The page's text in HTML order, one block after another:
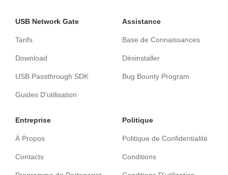
USB Network Gate
Tarifs
Download
USB Passthrough SDK
Guides D'utilisation
Assistance
Base de Connaissances
Désinstaller
Bug Bounty Program
Entreprise
À Propos
Contacts
Politique
Politique de Confidentialité
Conditions